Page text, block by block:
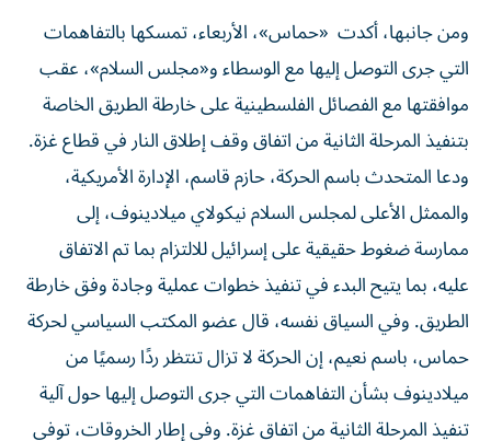
ومن جانبها، أكدت «حماس»، الأربعاء، تمسكها بالتفاهمات
التي جرى التوصل إليها مع الوسطاء و«مجلس السلام»، عقب
موافقتها مع الفصائل الفلسطينية على خارطة الطريق الخاصة
بتنفيذ المرحلة الثانية من اتفاق وقف إطلاق النار في قطاع غزة.
ودعا المتحدث باسم الحركة، حازم قاسم، الإدارة الأمريكية،
والممثل الأعلى لمجلس السلام نيكولاي ميلادينوف، إلى
ممارسة ضغوط حقيقية على إسرائيل للالتزام بما تم الاتفاق
عليه، بما يتيح البدء في تنفيذ خطوات عملية وجادة وفق خارطة
الطريق. وفي السياق نفسه، قال عضو المكتب السياسي لحركة
حماس، باسم نعيم، إن الحركة لا تزال تنتظر ردًا رسميًا من
ميلادينوف بشأن التفاهمات التي جرى التوصل إليها حول آلية
تنفيذ المرحلة الثانية من اتفاق غزة. وفي إطار الخروقات، توفي